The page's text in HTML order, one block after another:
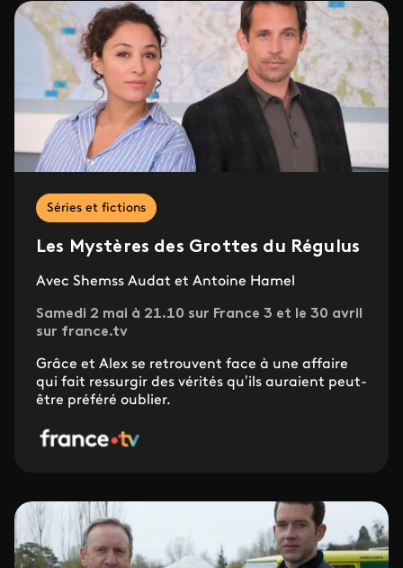
Séries et fictions
Les Mystères des Grottes du Régulus
Avec Shemss Audat et Antoine Hamel
Samedi 2 mai à 21.10 sur France 3 et le 30 avril
sur france.tv
Grâce et Alex se retrouvent face à une affaire
qui fait ressurgir des vérités qu’ils auraient peut-
être préféré oublier.